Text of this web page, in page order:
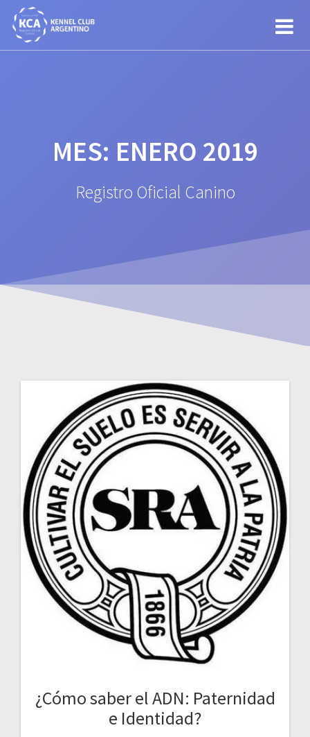
MES: ENERO 2019
Registro Oficial Canino
¿Cómo saber el ADN: Paternidad
e Identidad?